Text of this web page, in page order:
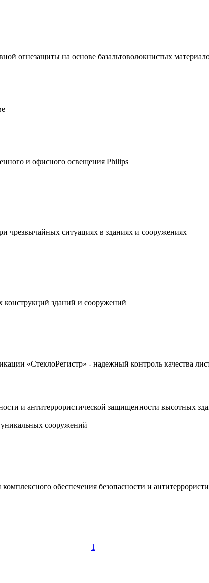
огнезащиты на основе базальтоволокнистых
и офисного освещения Philips
чрезвычайных ситуациях в зданиях и сооружениях
конструкций зданий и сооружений
«СтеклоРегистр» - надежный контроль качества
и антитеррористической защищенности высотных
уникальных сооружений
обеспечения безопасности и
1